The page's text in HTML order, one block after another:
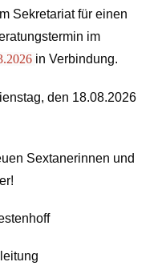
Sekretariat für einen
im
in Verbindung.
den 18.08.2026
Sextanerinnen und